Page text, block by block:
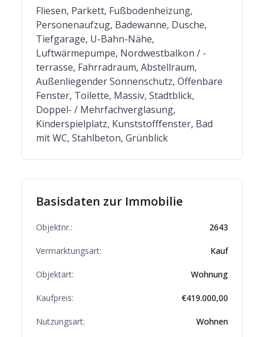
Fliesen, Parkett, Fußbodenheizung,
Personenaufzug, Badewanne, Dusche,
Tiefgarage, U-Bahn-Nähe,
Luftwärmepumpe, Nordwestbalkon / -
terrasse, Fahrradraum, Abstellraum,
Außenliegender Sonnenschutz, Öffenbare
Fenster, Toilette, Massiv, Stadtblick,
Doppel- / Mehrfachverglasung,
Kinderspielplatz, Kunststofffenster, Bad
mit WC, Stahlbeton, Grünblick
Basisdaten zur Immobilie
Objektnr.: 2643
Vermarktungsart: Kauf
Objektart: Wohnung
Kaufpreis: €419.000,00
Nutzungsart: Wohnen